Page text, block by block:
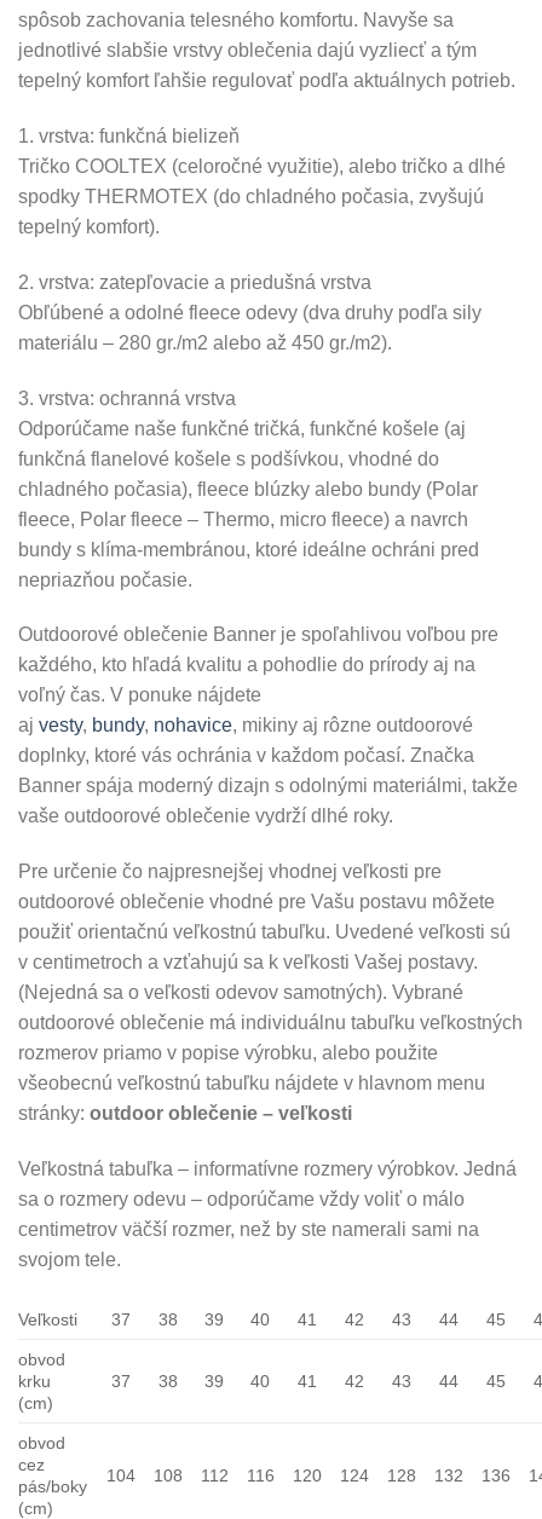
spôsob zachovania telesného komfortu. Navyše sa
jednotlivé slabšie vrstvy oblečenia dajú vyzliecť a tým
tepelný komfort ľahšie regulovať podľa aktuálnych potrieb.
1. vrstva: funkčná bielizeň
Tričko COOLTEX (celoročné využitie), alebo tričko a dlhé
spodky THERMOTEX (do chladného počasia, zvyšujú
tepelný komfort).
2. vrstva: zatepľovacie a priedušná vrstva
Obľúbené a odolné fleece odevy (dva druhy podľa sily
materiálu – 280 gr./m2 alebo až 450 gr./m2).
3. vrstva: ochranná vrstva
Odporúčame naše funkčné tričká, funkčné košele (aj
funkčná flanelové košele s podšívkou, vhodné do
chladného počasia), fleece blúzky alebo bundy (Polar
fleece, Polar fleece – Thermo, micro fleece) a navrch
bundy s klíma-membránou, ktoré ideálne ochráni pred
nepriazňou počasie.
Outdoorové oblečenie Banner je spoľahlivou voľbou pre
každého, kto hľadá kvalitu a pohodlie do prírody aj na
voľný čas. V ponuke nájdete
aj vesty, bundy, nohavice, mikiny aj rôzne outdoorové
doplnky, ktoré vás ochránia v každom počasí. Značka
Banner spája moderný dizajn s odolnými materiálmi, takže
vaše outdoorové oblečenie vydrží dlhé roky.
Pre určenie čo najpresnejšej vhodnej veľkosti pre
outdoorové oblečenie vhodné pre Vašu postavu môžete
použiť orientačnú veľkostnú tabuľku. Uvedené veľkosti sú
v centimetroch a vzťahujú sa k veľkosti Vašej postavy.
(Nejedná sa o veľkosti odevov samotných). Vybrané
outdoorové oblečenie má individuálnu tabuľku veľkostných
rozmerov priamo v popise výrobku, alebo použite
všeobecnú veľkostnú tabuľku nájdete v hlavnom menu
stránky: outdoor oblečenie – veľkosti
Veľkostná tabuľka – informatívne rozmery výrobkov. Jedná
sa o rozmery odevu – odporúčame vždy voliť o málo
centimetrov väčší rozmer, než by ste namerali sami na
svojom tele.
Veľkosti 37 38 39 40 41 42 43 44 45
obvod
krku
(cm)
37 38 39 40 41 42 43 44 45
obvod
cez
pás/boky
(cm)
104 108 112 116 120 124 128 132 136